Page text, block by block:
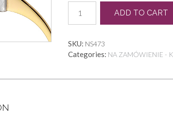
0178
quantity
ADD TO CART
SKU: NS473
Categories: NA ZAMÓWIENIE -